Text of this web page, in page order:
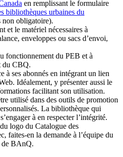
en remplissant le formulaire
bibliothèques urbaines du
non obligatoire).
et le matériel nécessaires à
enveloppes ou sacs d’envoi,
fonctionnement du PEB et à
du CBQ.
à ses abonnés en intégrant un lien
Idéalement, y présenter aussi le
facilitant son utilisation.
utilisé dans des outils de promotion
La bibliothèque qui
à en respecter l’intégrité.
logo du Catalogue des
faites-en la demande à l’équipe du
de BAnQ.